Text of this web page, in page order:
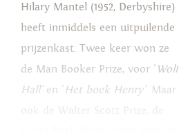
Hilary Mantel (1952, Derbyshire)
heeft inmiddels een uitpuilende
prijzenkast. Twee keer won ze
de Man Booker Prize, voor ' Wolf
Hall'en 'Het boek Henry'. Maar